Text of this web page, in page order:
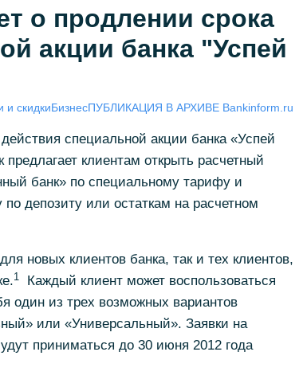
о продлении срока
акции банка "Успей
и скидкиБизнесПУБЛИКАЦИЯ В АРХИВЕ Bankinform.ru
специальной акции банка «Успей
клиентам открыть расчетный
банк» по специальному тарифу и
депозиту или остаткам на расчетном
новых клиентов банка, так и тех клиентов,
1Каждый клиент может воспользоваться
один из трех возможных вариантов
или «Универсальный». Заявки на
приниматься до 30 июня 2012 года